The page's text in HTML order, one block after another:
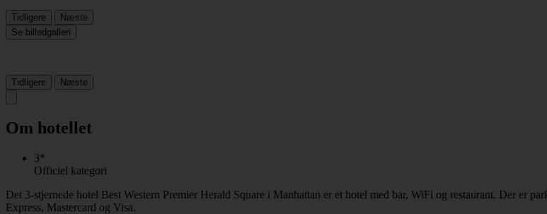
Tidligere
Næste
Se billedgalleri
Tidligere Næste
Om hotellet
3*
Officiel kategori
Det 3-stjernede hotel Best Western Premier Herald Square i Manhattan er et hotel med bar, WiFi og restaurant. Der er
Express, Mastercard og Visa.